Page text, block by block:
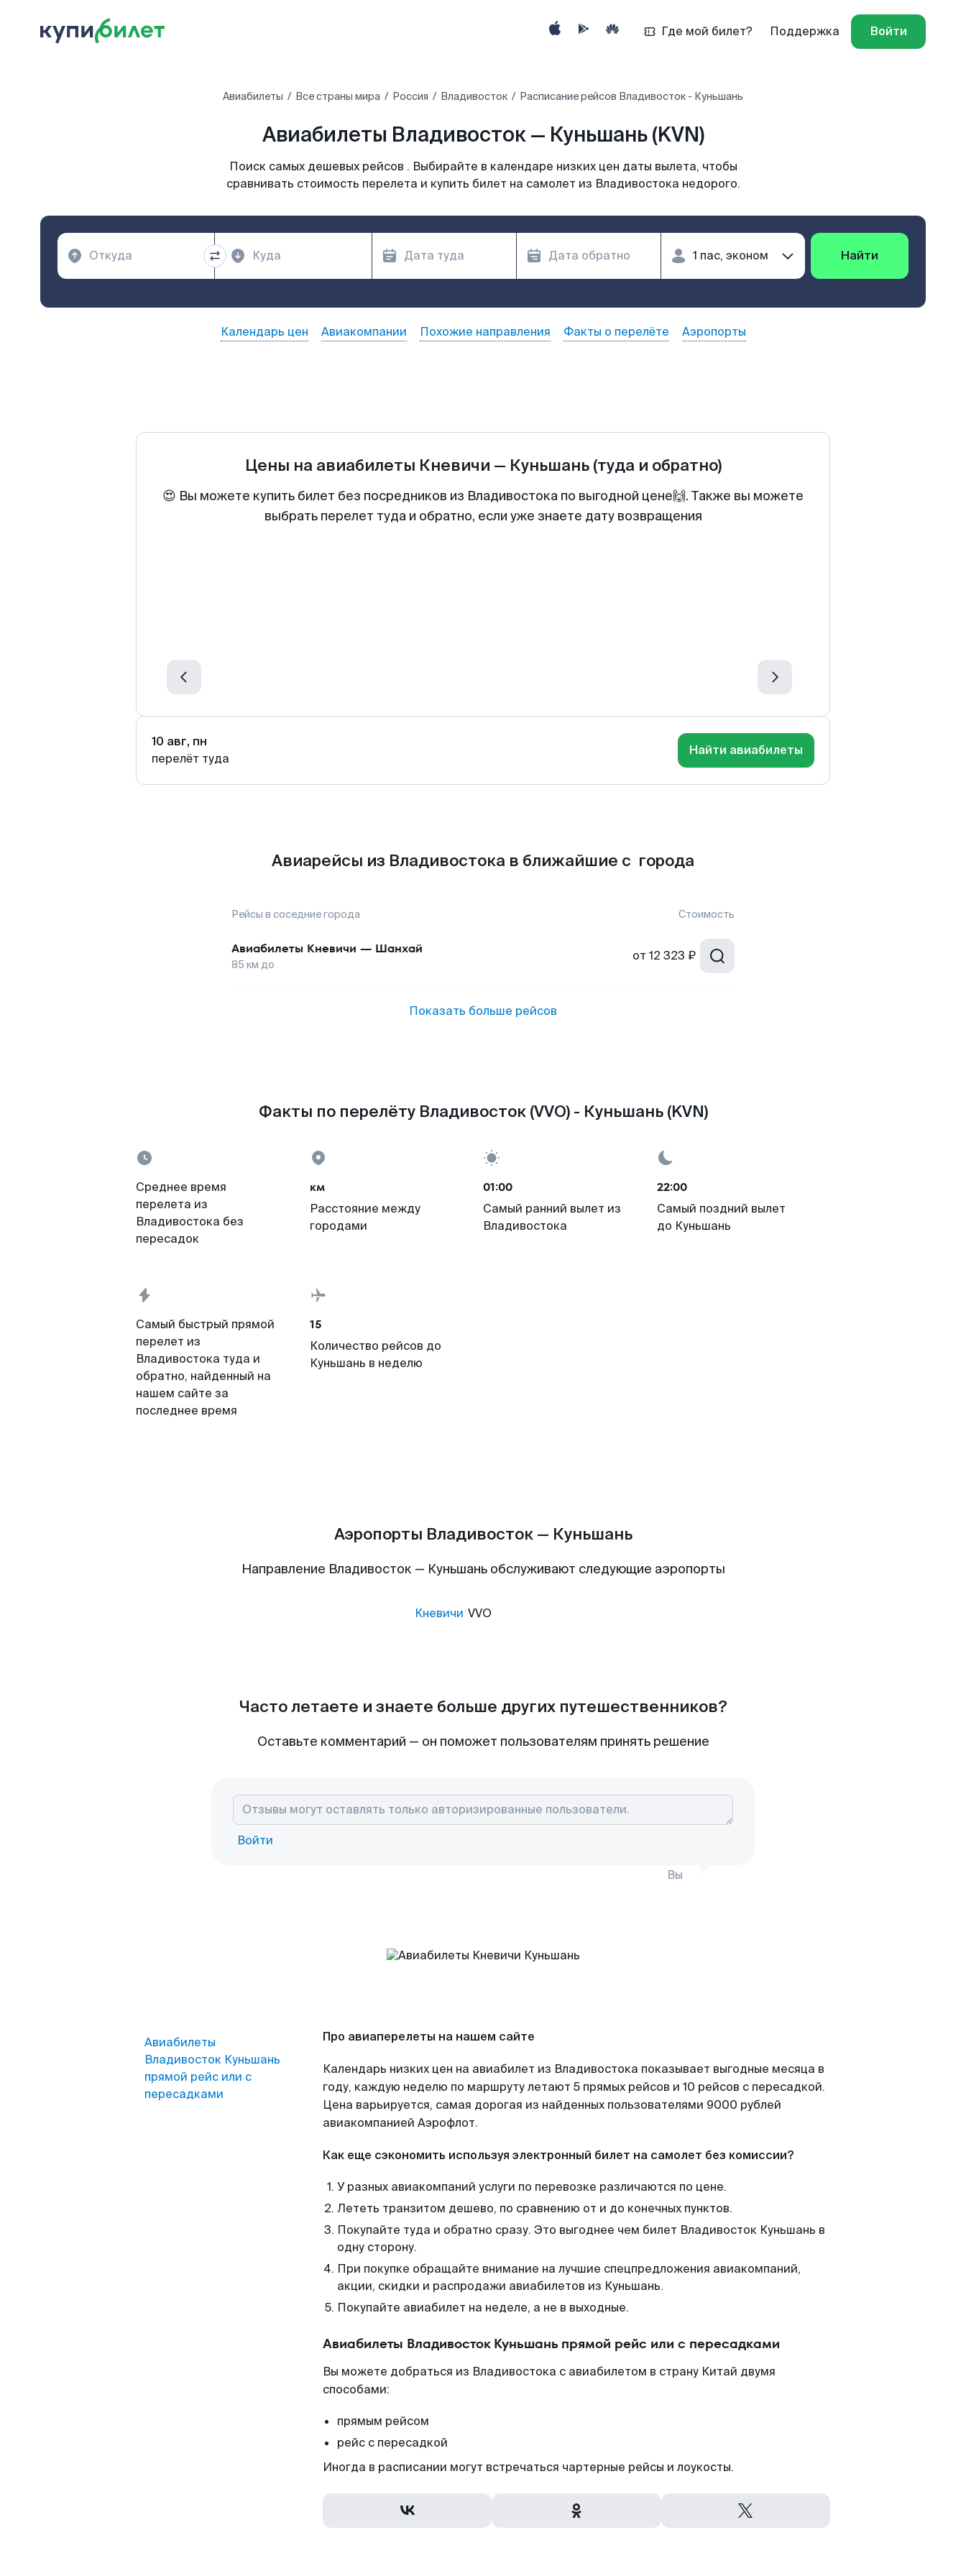
Где мой билет? Поддержка Войти
Авиабилеты Все страны мира Россия Владивосток Расписание рейсов Владивосток - Куньшань
Авиабилеты Владивосток — Куньшань (KVN)
Поиск самых дешевых рейсов . Выбирайте в календаре низких цен даты вылета, чтобы
сравнивать стоимость перелета и купить билет на самолет из Владивостока недорого.
Найти
Календарь цен Авиакомпании Похожие направления Факты о перелёте Аэропорты
Цены на авиабилеты Кневичи — Куньшань (туда и обратно)
😍 Вы можете купить билет без посредников из Владивостока по выгодной цене🙌. Также вы можете
выбрать перелет туда и обратно, если уже знаете дату возвращения
10 авг, пн
перелёт туда
Найти авиабилеты
Авиарейсы из Владивостока в ближайшие с города
Рейсы в соседние города Стоимость
Авиабилеты Кневичи — Шанхай
85 км до
от 12 323 ₽
Показать больше рейсов
Факты по перелёту Владивосток (VVO) - Куньшань (KVN)
Среднее время
перелета из
Владивостока без
пересадок
км
Расстояние между
городами
01:00
Самый ранний вылет из
Владивостока
22:00
Самый поздний вылет
до Куньшань
Самый быстрый прямой
перелет из
Владивостока туда и
обратно, найденный на
нашем сайте за
последнее время
15
Количество рейсов до
Куньшань в неделю
Аэропорты Владивосток — Куньшань
Направление Владивосток — Куньшань обслуживают следующие аэропорты
Кневичи VVO
Часто летаете и знаете больше других путешественников?
Оставьте комментарий — он поможет пользователям принять решение
Войти
Вы
Авиабилеты
Владивосток Куньшань
прямой рейс или с
пересадками
Про авиаперелеты на нашем сайте
Календарь низких цен на авиабилет из Владивостока показывает выгодные месяца в
году, каждую неделю по маршруту летают 5 прямых рейсов и 10 рейсов с пересадкой.
Цена варьируется, самая дорогая из найденных пользователями 9000 рублей
авиакомпанией Аэрофлот.
Как еще сэкономить используя электронный билет на самолет без комиссии?
У разных авиакомпаний услуги по перевозке различаются по цене.
Лететь транзитом дешево, по сравнению от и до конечных пунктов.
Покупайте туда и обратно сразу. Это выгоднее чем билет Владивосток Куньшань в
одну сторону.
При покупке обращайте внимание на лучшие спецпредложения авиакомпаний,
акции, скидки и распродажи авиабилетов из Куньшань.
Покупайте авиабилет на неделе, а не в выходные.
Авиабилеты Владивосток Куньшань прямой рейс или с пересадками
Вы можете добраться из Владивостока с авиабилетом в страну Китай двумя
способами:
прямым рейсом
рейс с пересадкой
Иногда в расписании могут встречаться чартерные рейсы и лоукосты.